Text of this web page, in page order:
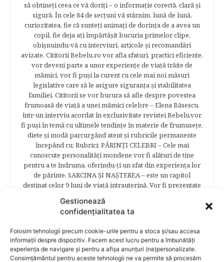
Gestionează
confidențialitatea ta
Folosim tehnologii precum cookie-urile pentru a stoca și/sau accesa
informații despre dispozitiv. Facem acest lucru pentru a îmbunătăți
experiența de navigare și pentru a afișa anunțuri (ne)personalizate.
Consimțământul pentru aceste tehnologii ne va permite să procesăm
să obtineţi ceea ce vă doriţi – o informaţie corectă, clară şi
sigură. În cele 84 de secțuni vă stârnim, lună de lună,
curiozitatea, fie că sunteţi animaţi de dorinţa de a avea un
copil, fie deja aţi împărtăşit bucuria primelor clipe,
obişnuindu-vă cu interviuri, articole şi recomandări
avizate. Cititorii Bebelu.ro vor afla sfaturi, practici eficiente,
vor deveni parte a unor experienţe de viaţă trăite de
mămici, vor fi puşi la curent cu cele mai noi măsuri
legislative care să le asigure siguranţa şi stabilitatea
familiei. Cititorii se vor bucura să afle despre povestea
frumoasă de viață a unei mămici celebre – Elena Băsescu,
într-un interviu acordat în exclusivitate revistei Bebelu,vor
fi puşi în temă cu ultimele tendinţe în materie de frumuseţe,
diete şi modă parcurgând atent şi rubricile permanente
începând cu: Rubrici: PĂRINŢI CELEBRI – Cele mai
cunoscute personalităţi mondene vor fi alături de tine
pentru a te îndruma, oferindu-ţi un sfat din experienţa lor
de părinte. SARCINA ŞI NAŞTEREA – este un capitol
destinat celor 9 luni de viaţă intrauterină. Vor fi prezentate
sarcină, evoluţia fătului pe parcursul celor nouă luni,
analize necesare, alimentaţie, sănătate, pregătire pentru
naşterii şi recuperării postpartum. BEBELUŞUL ÎN PRIMUL
ANIŞOR – este un capitol destinat îngrijirii sugarului.
Alăptarea, scorul Apgar, îngrijirea bontului ombilical,